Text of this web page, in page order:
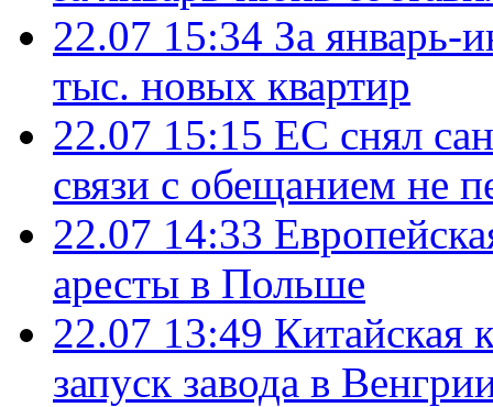
22.07 15:34 За январь-
тыс. новых квартир
22.07 15:15 ЕС снял
связи с обещанием не
22.07 14:33
аресты в Польше
22.07 13:49 Китайская
запуск завода в